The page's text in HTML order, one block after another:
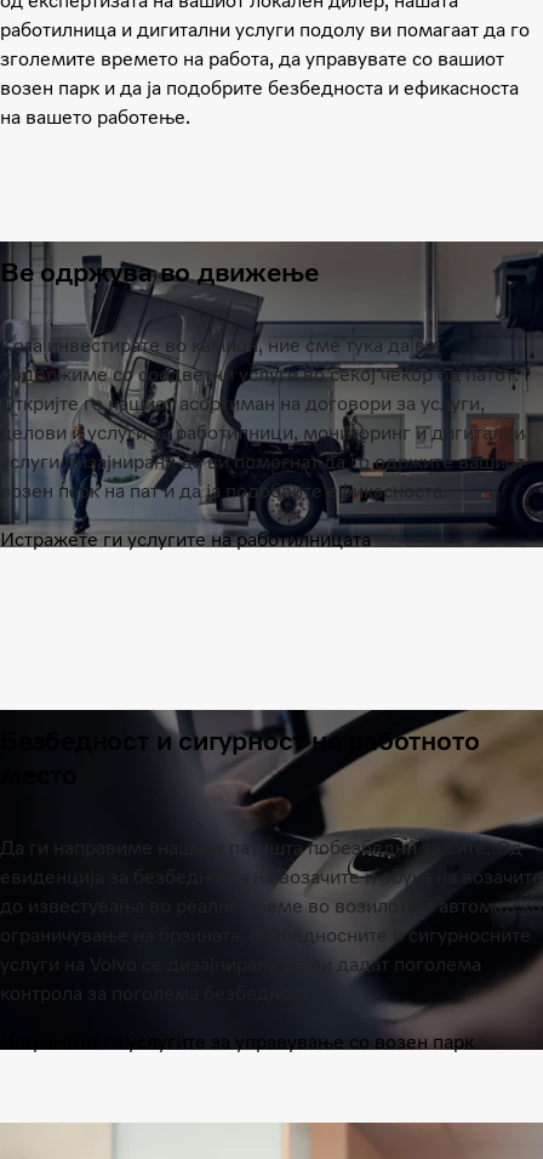
работилница и дигитални услуги подолу ви помагаат да го
зголемите времето на работа, да управувате со вашиот
возен парк и да ја подобрите безбедноста и ефикасноста
на вашето работење.
Ве одржува во движење
Кога инвестирате во камион, ние сме тука да ве
поддржиме со соодветни услуги во секој чекор од патот.
Откријте го нашиот асортиман на договори за услуги,
делови и услуги за работилници, мониторинг и дигитални
услуги дизајнирани да ви помогнат да го одржите вашиот
возен парк на пат и да ја подобрите ефикасноста.
Истражете ги услугите на работилницата
Безбедност и сигурност на работното
Да ги направиме нашите патишта побезбедни за сите. Од
евиденција за безбедноста на возачите и обука на возачите
до известувања во реално време во возилото и автоматско
ограничување на брзината, безбедносните и сигурносните
услуги на Volvo се дизајнирани да ви дадат поголема
контрола за поголема безбедност.
Истражете ги услугите за управување со возен парк